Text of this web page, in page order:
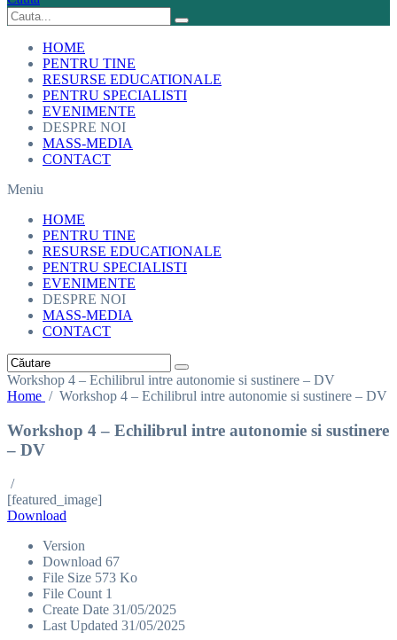
HOME
PENTRU TINE
RESURSE EDUCATIONALE
PENTRU SPECIALISTI
EVENIMENTE
DESPRE NOI
MASS-MEDIA
CONTACT
Meniu
HOME
PENTRU TINE
RESURSE EDUCATIONALE
PENTRU SPECIALISTI
EVENIMENTE
DESPRE NOI
MASS-MEDIA
CONTACT
Workshop 4 – Echilibrul intre autonomie si sustinere – DV
Home / Workshop 4 – Echilibrul intre autonomie si sustinere – DV
Workshop 4 – Echilibrul intre autonomie si sustinere
– DV
/
[featured_image]
Download
Version
Download 67
File Size 573 Ko
File Count 1
Create Date 31/05/2025
Last Updated 31/05/2025